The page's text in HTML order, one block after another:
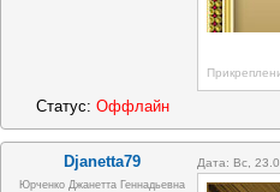
Статус: Оффлайн
Djanetta79 Дата: Вс,
Юрченко Джанетта Геннадьевна